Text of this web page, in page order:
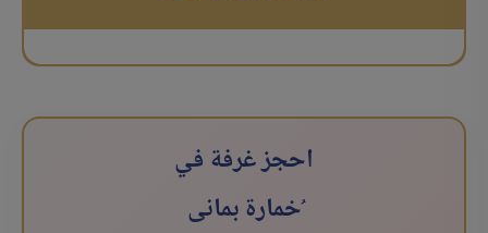
احجز غرفة في
ُخمارة بمانی